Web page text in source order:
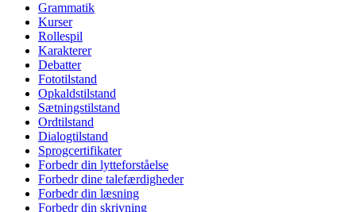
Grammatik
Kurser
Rollespil
Karakterer
Debatter
Fototilstand
Opkaldstilstand
Sætningstilstand
Ordtilstand
Dialogtilstand
Sprogcertifikater
Forbedr din lytteforståelse
Forbedr dine talefærdigheder
Forbedr din læsning
Forbedr din skrivning